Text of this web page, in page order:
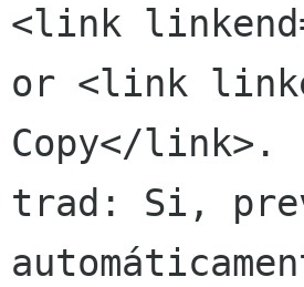
<link
or <link
Copy</link>.
trad: Si,